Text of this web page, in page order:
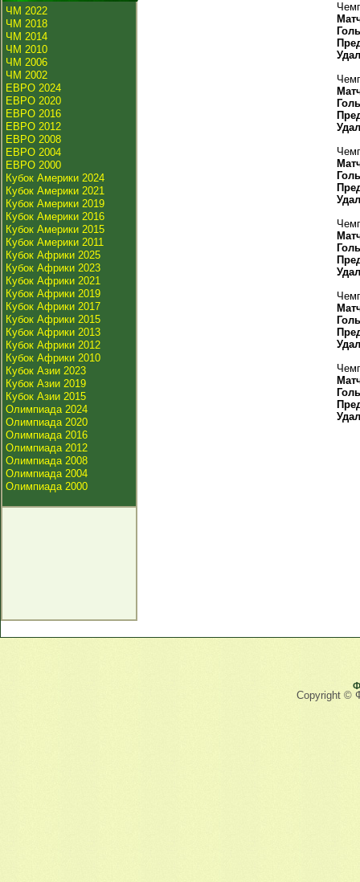
ЧМ 2022
ЧМ 2018
ЧМ 2014
ЧМ 2010
ЧМ 2006
ЧМ 2002
ЕВРО 2024
ЕВРО 2020
ЕВРО 2016
ЕВРО 2012
ЕВРО 2008
ЕВРО 2004
ЕВРО 2000
Кубок Америки 2024
Кубок Америки 2021
Кубок Америки 2019
Кубок Америки 2016
Кубок Америки 2015
Кубок Америки 2011
Кубок Африки 2025
Кубок Африки 2023
Кубок Африки 2021
Кубок Африки 2019
Кубок Африки 2017
Кубок Африки 2015
Кубок Африки 2013
Кубок Африки 2012
Кубок Африки 2010
Кубок Азии 2023
Кубок Азии 2019
Кубок Азии 2015
Олимпиада 2024
Олимпиада 2020
Олимпиада 2016
Олимпиада 2012
Олимпиада 2008
Олимпиада 2004
Олимпиада 2000
Copyright ©